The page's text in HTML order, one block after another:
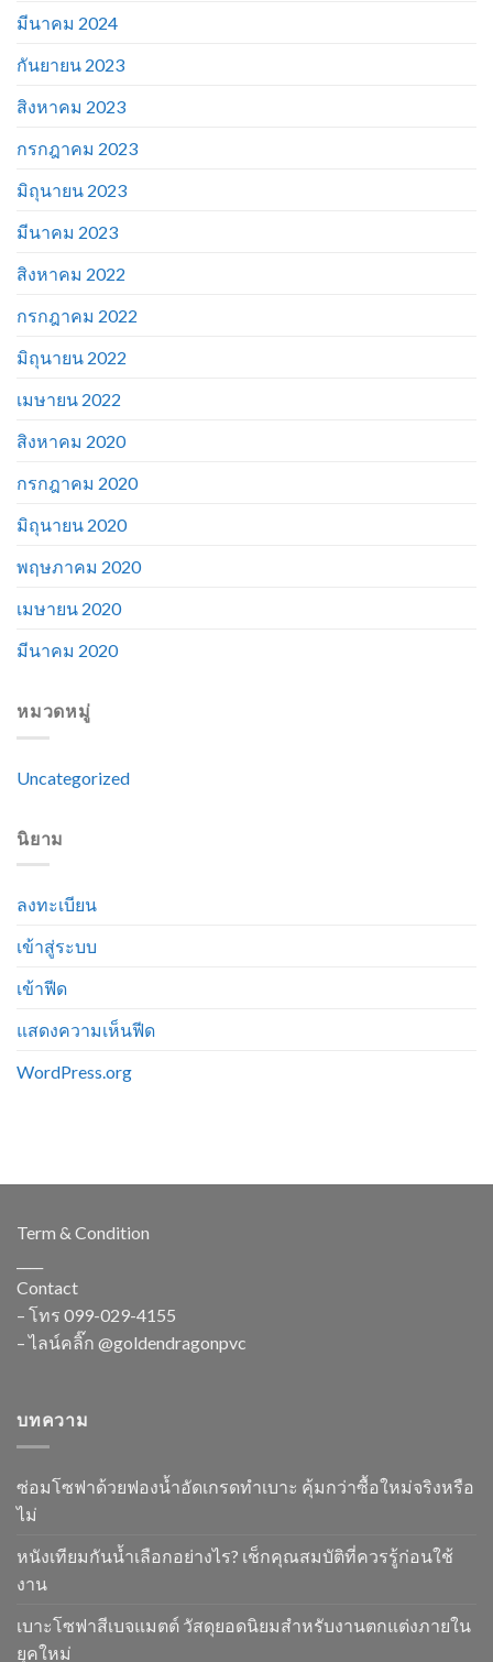
มีนาคม 2024
กันยายน 2023
สิงหาคม 2023
กรกฎาคม 2023
มิถุนายน 2023
มีนาคม 2023
สิงหาคม 2022
กรกฎาคม 2022
มิถุนายน 2022
เมษายน 2022
สิงหาคม 2020
กรกฎาคม 2020
มิถุนายน 2020
พฤษภาคม 2020
เมษายน 2020
มีนาคม 2020
หมวดหมู่
Uncategorized
นิยาม
ลงทะเบียน
เข้าสู่ระบบ
เข้าฟีด
แสดงความเห็นฟีด
WordPress.org
Term & Condition
Contact
– โทร 099-029-4155
– ไลน์คลิ๊ก @goldendragonpvc
บทความ
ซ่อมโซฟาด้วยฟองน้ำอัดเกรดทำเบาะ คุ้มกว่าซื้อใหม่จริงหรือ
ไม่
หนังเทียมกันน้ำเลือกอย่างไร? เช็กคุณสมบัติที่ควรรู้ก่อนใช้
งาน
เบาะโซฟาสีเบจแมตต์ วัสดุยอดนิยมสำหรับงานตกแต่งภายใน
ยุคใหม่